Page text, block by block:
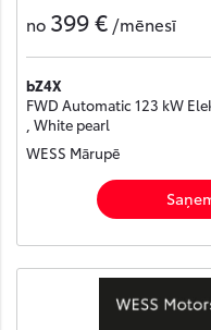
no 399 € /mēnesī
bZ4X
FWD Automatic 123 kW
, White pearl
WESS Mārupē